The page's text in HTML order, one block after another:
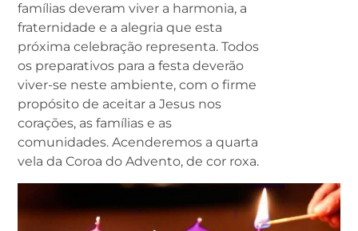
famílias deveram viver a harmonia, a
fraternidade e a alegria que esta
próxima celebração representa. Todos
os preparativos para a festa deverão
viver-se neste ambiente, com o firme
propósito de aceitar a Jesus nos
corações, as famílias e as
comunidades. Acenderemos a quarta
vela da Coroa do Advento, de cor roxa.